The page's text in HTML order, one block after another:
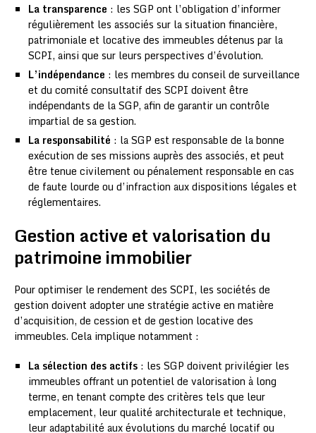
La transparence : les SGP ont l’obligation d’informer
régulièrement les associés sur la situation financière,
patrimoniale et locative des immeubles détenus par la
SCPI, ainsi que sur leurs perspectives d’évolution.
L’indépendance : les membres du conseil de surveillance
et du comité consultatif des SCPI doivent être
indépendants de la SGP, afin de garantir un contrôle
impartial de sa gestion.
La responsabilité : la SGP est responsable de la bonne
exécution de ses missions auprès des associés, et peut
être tenue civilement ou pénalement responsable en cas
de faute lourde ou d’infraction aux dispositions légales et
réglementaires.
Gestion active et valorisation du
patrimoine immobilier
Pour optimiser le rendement des SCPI, les sociétés de
gestion doivent adopter une stratégie active en matière
d’acquisition, de cession et de gestion locative des
immeubles. Cela implique notamment :
La sélection des actifs : les SGP doivent privilégier les
immeubles offrant un potentiel de valorisation à long
terme, en tenant compte des critères tels que leur
emplacement, leur qualité architecturale et technique,
leur adaptabilité aux évolutions du marché locatif ou